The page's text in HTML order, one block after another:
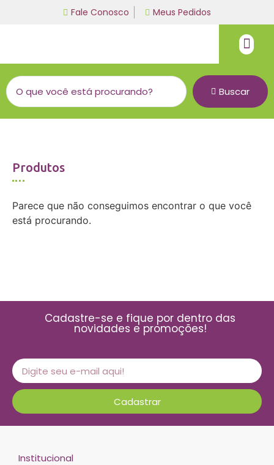
Fale Conosco Meus Pedidos
Buscar
Produtos
Parece que não conseguimos encontrar o que você
está procurando.
Cadastre-se e fique por dentro das
novidades e promoções!
Cadastrar
Institucional